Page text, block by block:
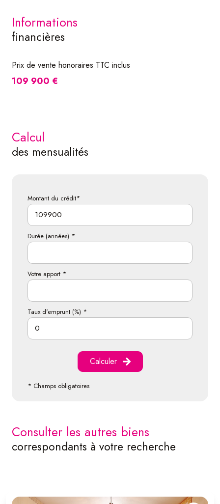
informations
financières
Prix de vente honoraires TTC inclus
109 900 €
calcul
des mensualités
Montant du crédit*
Durée (années) *
Votre apport *
Taux d'emprunt (%) *
Calculer
* Champs obligatoires
consulter les autres biens
correspondants à votre recherche